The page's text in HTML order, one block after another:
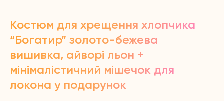
Костюм для хрещення хлопчика
“Богатир” золото-бежева
вишивка, айворі льон +
мінімалістичний мішечок для
локона у подарунок